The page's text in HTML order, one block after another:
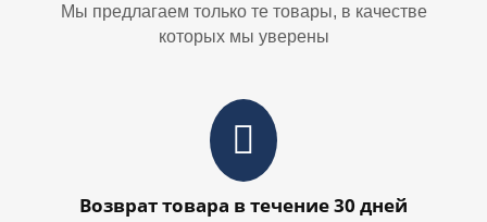
Мы предлагаем только те товары, в качестве
которых мы уверены
Возврат товара в течение 30 дней